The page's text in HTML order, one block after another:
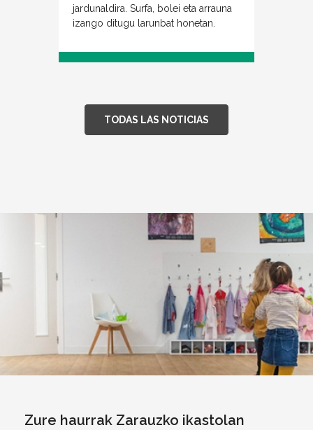
jardunaldira. Surfa, bolei eta arrauna
izango ditugu larunbat honetan.
TODAS LAS NOTICIAS
Zure haurrak Zarauzko ikastolan